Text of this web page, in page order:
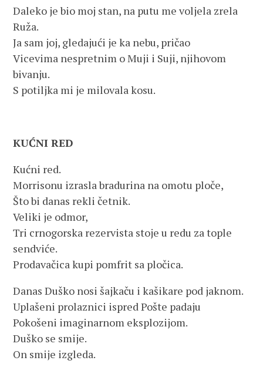
Daleko je bio moj stan, na putu me voljela zrela
Ruža.
Ja sam joj, gledajući je ka nebu, pričao
Vicevima nespretnim o Muji i Suji, njihovom
bivanju.
S potiljka mi je milovala kosu.
KUĆNI RED
Kućni red.
Morrisonu izrasla bradurina na omotu ploče,
Što bi danas rekli četnik.
Veliki je odmor,
Tri crnogorska rezervista stoje u redu za tople
sendviće.
Prodavačica kupi pomfrit sa pločica.
Danas Duško nosi šajkaču i kašikare pod jaknom.
Uplašeni prolaznici ispred Pošte padaju
Pokošeni imaginarnom eksplozijom.
Duško se smije.
On smije izgleda.